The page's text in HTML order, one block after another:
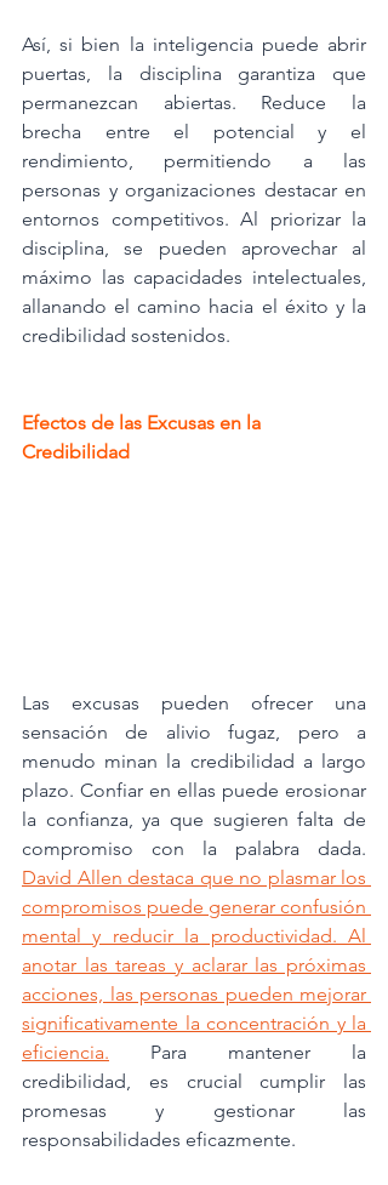
Así, si bien la inteligencia puede abrir
puertas, la disciplina garantiza que
permanezcan abiertas. Reduce la
brecha entre el potencial y el
rendimiento, permitiendo a las
personas y organizaciones destacar en
entornos competitivos. Al priorizar la
disciplina, se pueden aprovechar al
máximo las capacidades intelectuales,
allanando el camino hacia el éxito y la
credibilidad sostenidos.
Efectos de las Excusas en la
Credibilidad
Las excusas pueden ofrecer una
sensación de alivio fugaz, pero a
menudo minan la credibilidad a largo
plazo. Confiar en ellas puede erosionar
la confianza, ya que sugieren falta de
David Allen destaca que no plasmar los
compromisos puede generar confusión
mental y reducir la productividad. Al
anotar las tareas y aclarar las próximas
acciones, las personas pueden mejorar
significativamente la concentración y la
eficiencia. Para mantener la
credibilidad, es crucial cumplir las
promesas y gestionar las
responsabilidades eficazmente.